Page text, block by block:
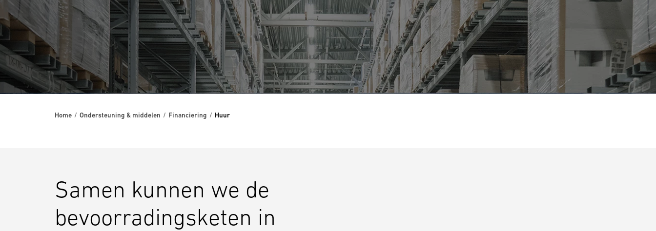
Home Ondersteuning & middelen Financiering Huur
Samen kunnen we de
bevoorradingsketen in